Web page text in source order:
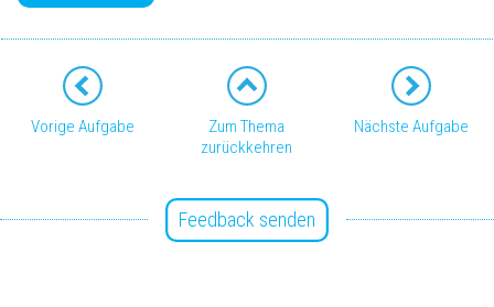
Vorige Aufgabe
Zum Thema
zurückkehren
Nächste Aufgabe
Feedback senden